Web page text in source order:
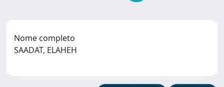
Nome completo
SAADAT, ELAHEH